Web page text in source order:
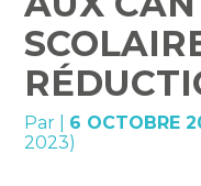
Par 6 OCTOBRE
2023)